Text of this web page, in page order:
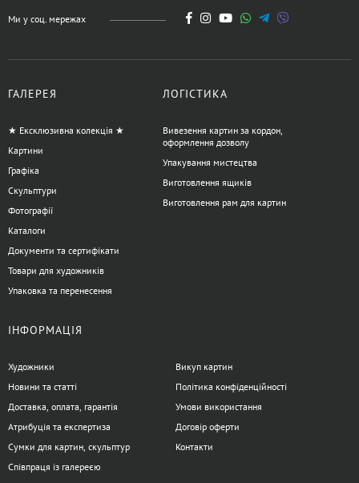
Ми у соц. мережах
ГАЛЕРЕЯ
★ Ексклюзивна колекція ★
Картини
Графіка
Скульптури
Фотографії
Каталоги
Документи та сертифікати
Товари для художників
Упаковка та перенесення
ЛОГІСТИКА
Вивезення картин за кордон,
оформлення дозволу
Упакування мистецтва
Виготовлення ящиків
Виготовлення рам для картин
ІНФОРМАЦІЯ
Художники
Новини та статті
Доставка, оплата, гарантія
Атрибуція та експертиза
Сумки для картин, скульптур
Співпраця із галереєю
Викуп картин
Політика конфіденційності
Умови використання
Договір оферти
Контакти